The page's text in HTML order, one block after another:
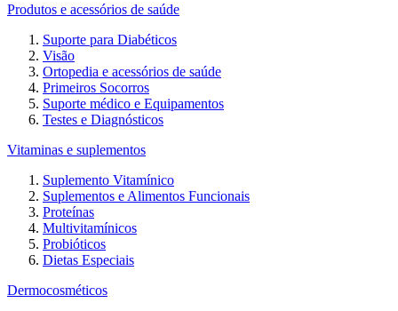
Produtos e acessórios de saúde
Suporte para Diabéticos
Visão
Ortopedia e acessórios de saúde
Primeiros Socorros
Suporte médico e Equipamentos
Testes e Diagnósticos
Vitaminas e suplementos
Suplemento Vitamínico
Suplementos e Alimentos Funcionais
Proteínas
Multivitamínicos
Probióticos
Dietas Especiais
Dermocosméticos